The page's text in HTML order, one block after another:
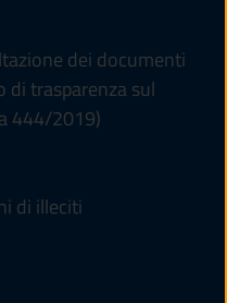
dei documenti
di trasparenza sul
444/2019)
di illeciti